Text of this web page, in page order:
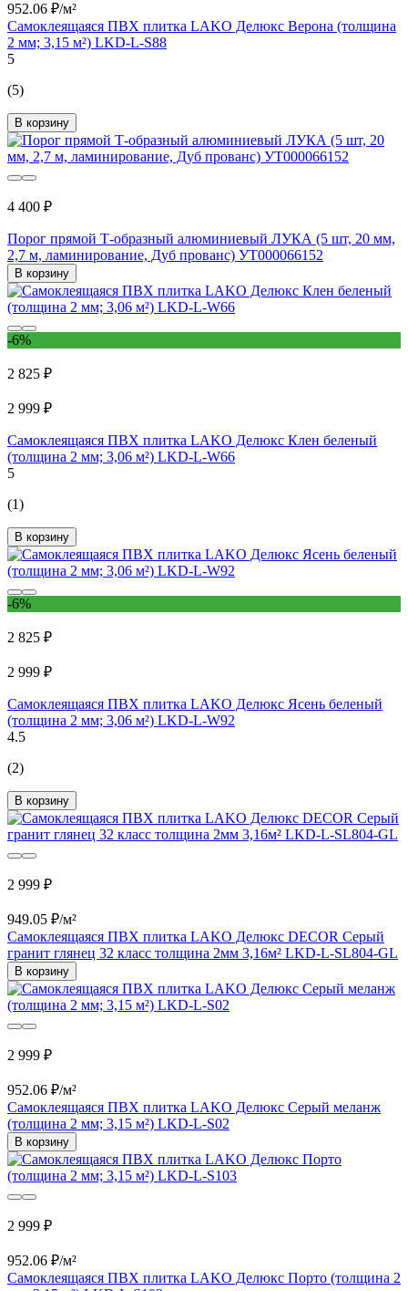
952.06 ₽/м²
Самоклеящаяся ПВХ плитка LAKO Делюкс Верона (толщина
2 мм; 3,15 м²) LKD-L-S88
5
(5)
В корзину
4 400 ₽
Порог прямой Т-образный алюминиевый ЛУКА (5 шт, 20 мм,
2,7 м, ламинирование, Дуб прованс) УТ000066152
В корзину
-6%
2 825 ₽
2 999 ₽
Самоклеящаяся ПВХ плитка LAKO Делюкс Клен беленый
(толщина 2 мм; 3,06 м²) LKD-L-W66
5
(1)
В корзину
-6%
2 825 ₽
2 999 ₽
Самоклеящаяся ПВХ плитка LAKO Делюкс Ясень беленый
(толщина 2 мм; 3,06 м²) LKD-L-W92
4.5
(2)
В корзину
2 999 ₽
949.05 ₽/м²
Самоклеящаяся ПВХ плитка LAKO Делюкс DECOR Серый
гранит глянец 32 класс толщина 2мм 3,16м² LKD-L-SL804-GL
В корзину
2 999 ₽
952.06 ₽/м²
Самоклеящаяся ПВХ плитка LAKO Делюкс Серый меланж
(толщина 2 мм; 3,15 м²) LKD-L-S02
В корзину
2 999 ₽
952.06 ₽/м²
Самоклеящаяся ПВХ плитка LAKO Делюкс Порто (толщина 2